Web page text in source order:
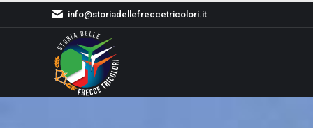
info@storiadellefreccetricolori.it